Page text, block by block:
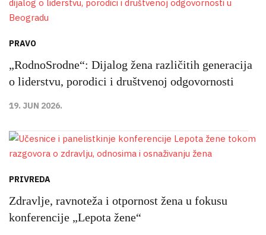
PRAVO
„RodnoSrodne“: Dijalog žena različitih generacija
o liderstvu, porodici i društvenoj odgovornosti
19. JUN 2026.
PRIVREDA
Zdravlje, ravnoteža i otpornost žena u fokusu
konferencije „Lepota žene“